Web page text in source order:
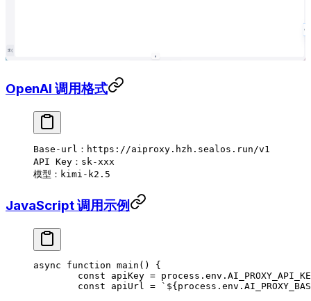
OpenAI 调用格式
Base - url： https : //aiproxy.hzh.sealos.run/v1
API Key：sk - xxx
模型：kimi - k2. 5
JavaScript 调用示例
async function main () {
	const
apiKey = process.env.
	const
apiUrl = `${ process . env .